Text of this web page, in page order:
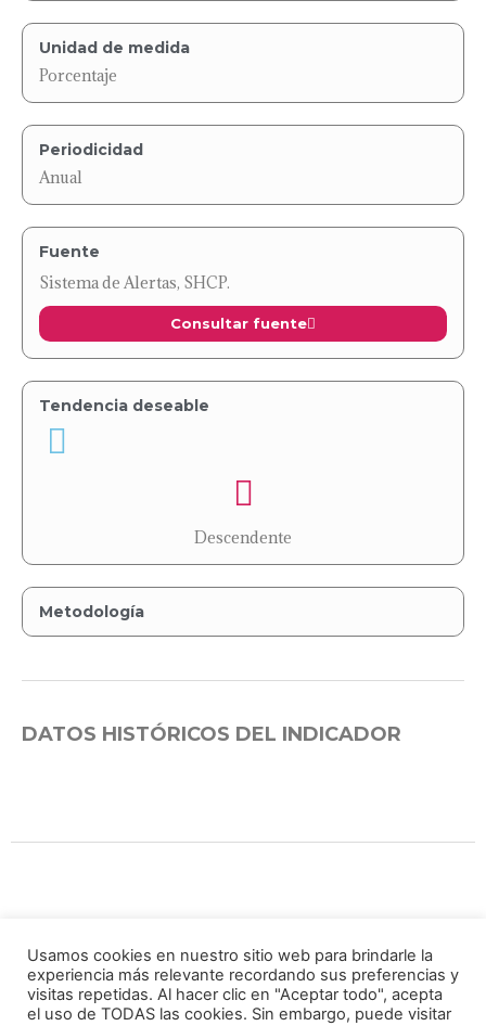
Unidad de medida
Porcentaje
Periodicidad
Anual
Fuente
Sistema de Alertas, SHCP.
Consultar fuente
Tendencia deseable
Descendente
Metodología
DATOS HISTÓRICOS DEL INDICADOR
Usamos cookies en nuestro sitio web para brindarle la
experiencia más relevante recordando sus preferencias y
visitas repetidas. Al hacer clic en "Aceptar todo", acepta
el uso de TODAS las cookies. Sin embargo, puede visitar